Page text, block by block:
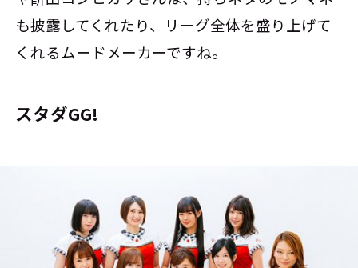
も披露してくれたり、リーグ全体を盛り上げて
くれるムードメーカーですね。
スタダGG!